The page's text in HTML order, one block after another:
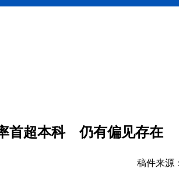
首超本科 仍有偏见存在
稿件来源